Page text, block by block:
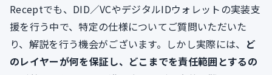
Receptでも、DID／VCやデジタルIDウォレットの実装支
援を行う中で、特定の仕様についてご質問いただいた
り、解説を行う機会がございます。しかし実際には、 ど
のレイヤーが何を保証し、どこまでを責任範囲とするの